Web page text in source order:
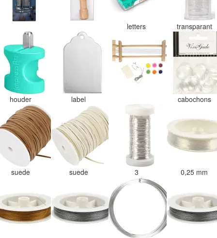
letters transparant
houder label cabochons
suede suede 3 0,25 mm